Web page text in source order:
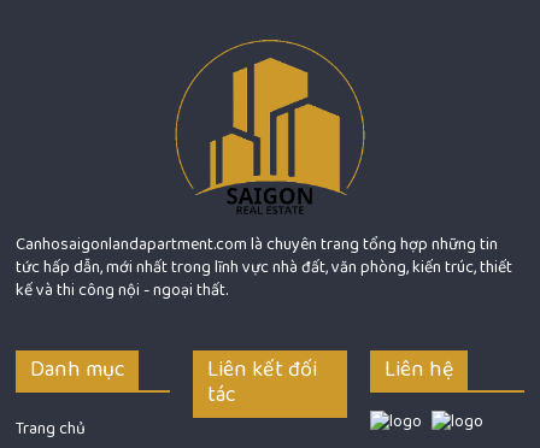
Canhosaigonlandapartment.com là chuyên trang tổng hợp những tin
tức hấp dẫn, mới nhất trong lĩnh vực nhà đất, văn phòng, kiến trúc, thiết
kế và thi công nội - ngoại thất.
Danh mục
Trang chủ
Liên kết đối
tác
Liên hệ